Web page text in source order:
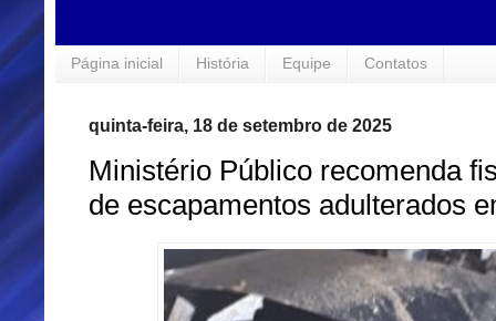
Página inicial História Equipe Contatos
quinta-feira, 18 de setembro de 2025
Ministério Público recomenda
de escapamentos adulterados